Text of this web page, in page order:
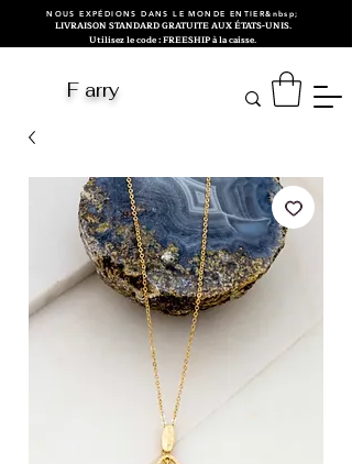
NOUS EXPÉDIONS DANS LE MONDE ENTIER&nbsp;
LIVRAISON STANDARD GRATUITE AUX ÉTATS-UNIS.
Utilisez le code : FREESHIP à la caisse.
F arry